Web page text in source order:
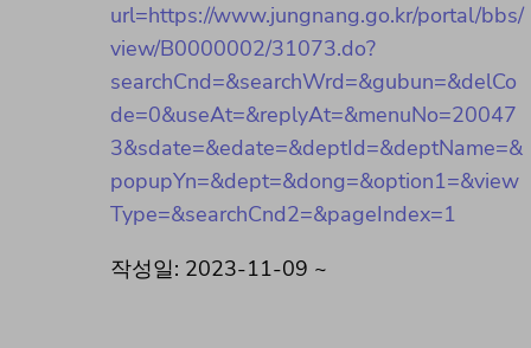
url=https://www.jungnang.go.kr/portal/bbs/
view/B0000002/31073.do?
searchCnd=&searchWrd=&gubun=&delCo
de=0&useAt=&replyAt=&menuNo=20047
3&sdate=&edate=&deptId=&deptName=&
popupYn=&dept=&dong=&option1=&view
Type=&searchCnd2=&pageIndex=1
작성일: 2023-11-09 ~